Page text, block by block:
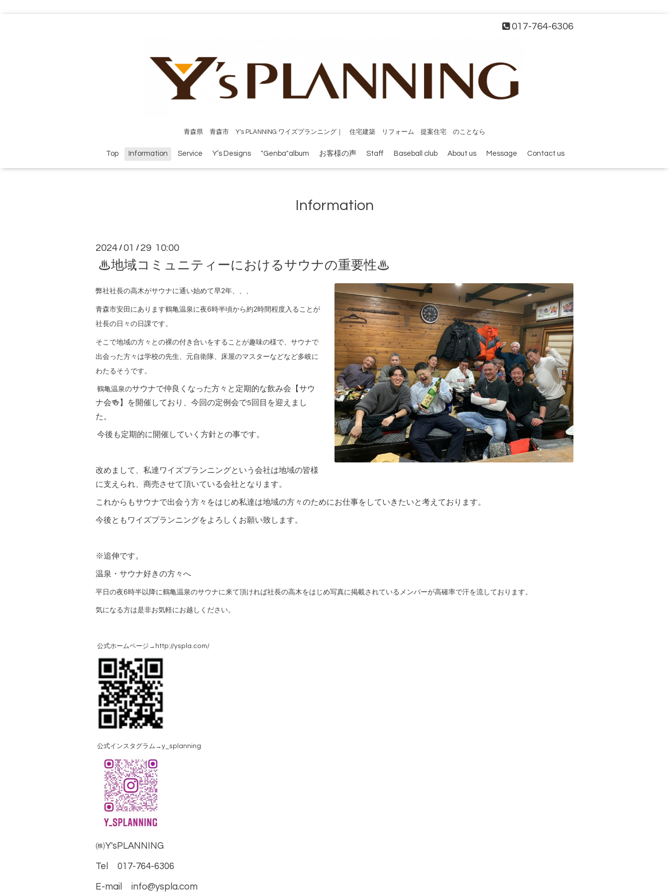
017-764-6306
青森県 青森市 Y's PLANNING ワイズプランニング｜ 住宅建築 リフォーム 提案住宅 のことなら
Top Information Service Y’s Designs "Genba"album お客様の声 Staff Baseball club About us Message Contact us
Information
2024 / 01 / 29 10:00
♨地域コミュニティーにおけるサウナの重要性♨
弊社社長の高木がサウナに通い始めて早2年、、、
青森市安田にあります鶴亀温泉に夜6時半頃から約2時間程度入ることが
社長の日々の日課です。
そこで地域の方々との裸の付き合いをすることが趣味の様で、サウナで
出会った方々は学校の先生、元自衛隊、床屋のマスターなどなど多岐に
わたるそうです。
鶴亀温泉のサウナで仲良くなった方々と定期的な飲み会【サウ
ナ会🍻】を開催しており、今回の定例会で5回目を迎えまし
た。
今後も定期的に開催していく方針との事です。
改めまして、私達ワイズプランニングという会社は地域の皆様
に支えられ、商売させて頂いている会社となります。
これからもサウナで出会う方々をはじめ私達は地域の方々のためにお仕事をしていきたいと考えております。
今後ともワイズプランニングをよろしくお願い致します。
※追伸です。
温泉・サウナ好きの方々へ
平日の夜6時半以降に鶴亀温泉のサウナに来て頂ければ社長の高木をはじめ写真に掲載されているメンバーが高確率で汗を流しております。
気になる方は是非お気軽にお越しください。
公式ホームページ→http://yspla.com/
公式インスタグラム→y_splanning
㈱Y'sPLANNING
Tel 017-764-6306
E-mail info@yspla.com